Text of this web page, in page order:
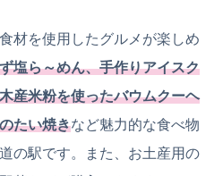
材を使用したグルメが楽しめ
塩ら～めん、手作りアイスク
産米粉を使ったバウムクーヘ
たい焼きなど魅力的な食べ物
の駅です。また、お土産用の